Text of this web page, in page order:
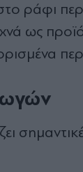
ράφι
ως